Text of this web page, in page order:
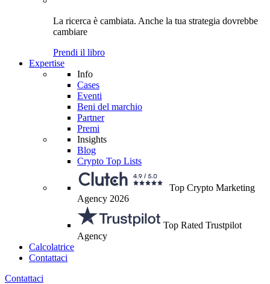
La ricerca è cambiata. Anche la tua strategia dovrebbe
cambiare
Prendi il libro
Expertise
Info
Cases
Eventi
Beni del marchio
Partner
Premi
Insights
Blog
Crypto Top Lists
Top Crypto Marketing
Agency 2026
Top Rated Trustpilot
Agency
Calcolatrice
Contattaci
Contattaci